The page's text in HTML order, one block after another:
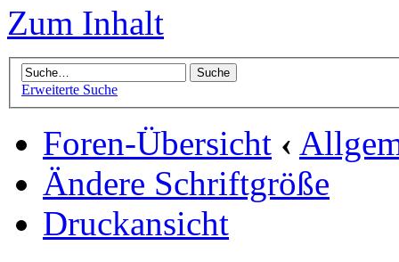
Zum Inhalt
Erweiterte Suche
Foren-Übersicht ‹
Ändere Schriftgröße
Druckansicht